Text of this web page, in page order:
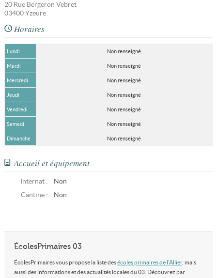
20 Rue Bergeron Vebret
03400 Yzeure
Horaires
Lundi Non renseigné
Mardi Non renseigné
Mercredi Non renseigné
Jeudi Non renseigné
Vendredi Non renseigné
Samedi Non renseigné
Dimanche Non renseigné
Accueil et équipement
Internat :
Non
Cantine :
Non
ÉcolesPrimaires 03
ÉcolesPrimaires vous propose la liste desécoles primaires de l'Allier, mais
aussi des informations et des actualités locales du 03. Découvrez par